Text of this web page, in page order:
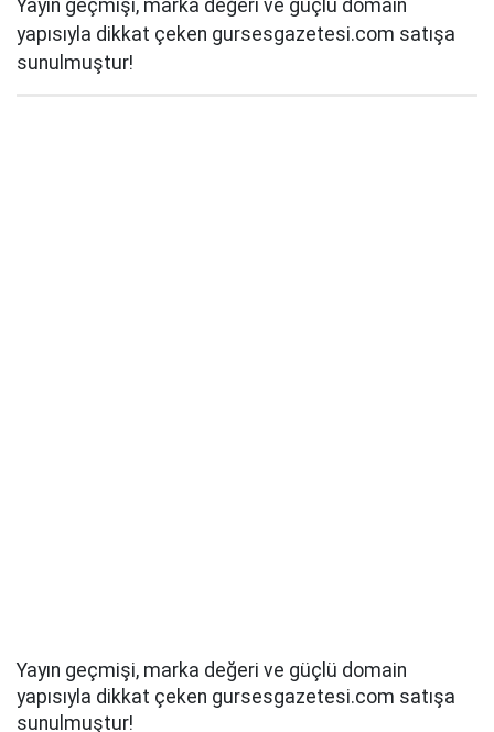
Yayın geçmişi, marka değeri ve güçlü domain
yapısıyla dikkat çeken gursesgazetesi.com satışa
sunulmuştur!
Yayın geçmişi, marka değeri ve güçlü domain
yapısıyla dikkat çeken gursesgazetesi.com satışa
sunulmuştur!